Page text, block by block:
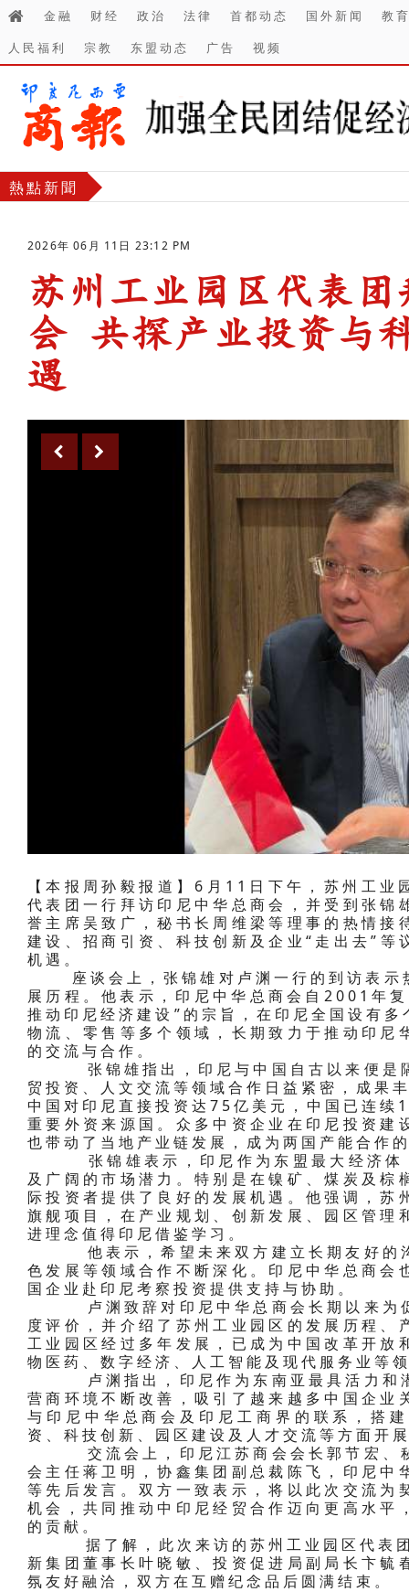
金融 财经 政治 法律 首都动态 国外新闻
教
人民福利
宗教 东盟动态 广告 视频
熱點新聞
2026年 06月 11日 23:12 PM
苏州工业园区代表
会 共探产业投资与
遇
【本报周孙毅报道】6月11日下午，苏州工
代表团一行拜访印尼中华总商会，并受到张
誉主席吴致广，秘书长周维梁等理事的热情
建设、招商引资、科技创新及企业“走出去”
机遇。
座谈会上，张锦雄对卢渊一行的到访表示
展历程。他表示，印尼中华总商会自2001年
推动印尼经济建设”的宗旨，在印尼全国设有
物流、零售等多个领域，长期致力于推动印
的交流与合作。
张锦雄指出，印尼与中国自古以来便是隔
贸投资、人文交流等领域合作日益紧密，成果
中国对印尼直接投资达75亿美元，中国已连
重要外资来源国。众多中资企业在印尼投资
也带动了当地产业链发展，成为两国产能合作
张锦雄表示，印尼作为东盟最大经济体
及广阔的市场潜力。特别是在镍矿、煤炭及
际投资者提供了良好的发展机遇。他强调，
旗舰项目，在产业规划、创新发展、园区管
进理念值得印尼借鉴学习。
他表示，希望未来双方建立长期友好的沟
色发展等领域合作不断深化。印尼中华总商
国企业赴印尼考察投资提供支持与协助。
卢渊致辞对印尼中华总商会长期以来为促
度评价，并介绍了苏州工业园区的发展历程
工业园区经过多年发展，已成为中国改革开
物医药、数字经济、人工智能及现代服务业等
卢渊指出，印尼作为东南亚最具活力和潜
营商环境不断改善，吸引了越来越多中国企
与印尼中华总商会及印尼工商界的联系，搭
资、科技创新、园区建设及人才交流等方面开
交流会上，印尼江苏商会会长郭节宏、秘
会主任蒋卫明，协鑫集团副总裁陈飞，印尼
等先后发言。双方一致表示，将以此次交流
机会，共同推动中印尼经贸合作迈向更高水
的贡献。
据了解，此次来访的苏州工业园区代表团
新集团董事长叶晓敏、投资促进局副局长卞
氛友好融洽，双方在互赠纪念品后圆满结束。